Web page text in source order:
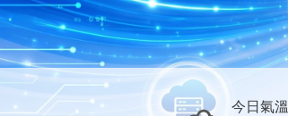
今日氣溫